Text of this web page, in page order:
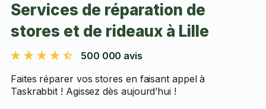
Services de réparation de
stores et de rideaux à Lille
500 000 avis
Faites réparer vos stores en faisant appel à
Taskrabbit ! Agissez dès aujourd’hui !